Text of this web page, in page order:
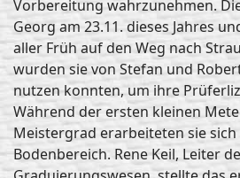
Vorbereitung wahrzunehmen.
Georg am 23.11. dieses Jahres
aller Früh auf den Weg nach
wurden sie von Stefan und
nutzen konnten, um ihre
Während der ersten kleinen
Meistergrad erarbeiteten sie
Bodenbereich. Rene Keil, Leiter